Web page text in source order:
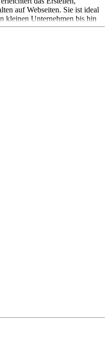
auf Webseiten. Sie ist ideal
kleinen Unternehmen bis hin
nützlich für Teams, die
wie
Web Content Management
Oberfläche, mit der nicht-
erstellen und verwalten
und zur
der Kategorie Web Content
zu werden, sollte eine Lösung
aufweisen:
Editor
von Inhalten.
und -Analyse.
und Verwaltung von